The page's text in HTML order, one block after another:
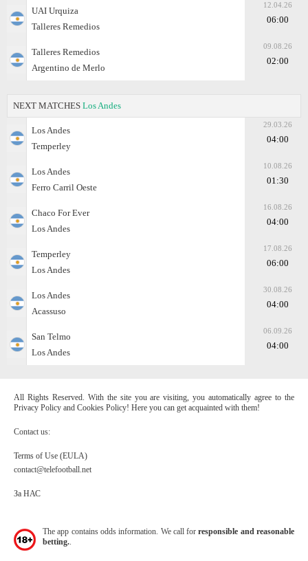
UAI Urquiza
Talleres Remedios
12.04.26
06:00
Talleres Remedios
Argentino de Merlo
09.08.26
02:00
NEXT MATCHES Los Andes
Los Andes
Temperley
29.03.26
04:00
Los Andes
Ferro Carril Oeste
10.08.26
01:30
Chaco For Ever
Los Andes
16.08.26
04:00
Temperley
Los Andes
17.08.26
06:00
Los Andes
Acassuso
30.08.26
04:00
San Telmo
Los Andes
06.09.26
04:00
All Rights Reserved. With the site you are visiting, you automatically agree to the
Privacy Policy and Cookies Policy! Here you can get acquainted with them!
Contact us:
Terms of Use (EULA)
contact@telefootball.net
За НАС
The app contains odds information. We call forresponsible and reasonable
betting.